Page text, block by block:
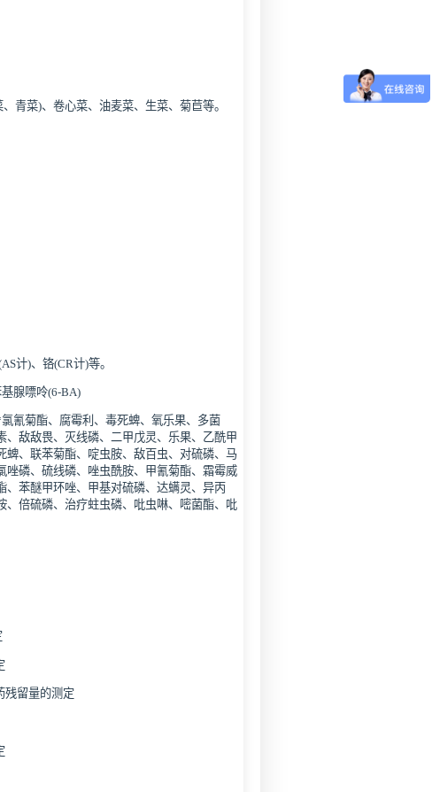
青菜)、卷心菜、油麦菜、生菜、菊苣等。
计)、铬(CR计)等。
腺嘌呤(6-BA)
氰菊酯、腐霉利、毒死蜱、氧乐果、多菌
敌敌畏、灭线磷、二甲戊灵、乐果、乙酰甲
、联苯菊酯、啶虫胺、敌百虫、对硫磷、马
磷、硫线磷、唑虫酰胺、甲氰菊酯、霜霉威
苯醚甲环唑、甲基对硫磷、达螨灵、异丙
倍硫磷、治疗蛀虫磷、吡虫啉、嘧菌酯、吡
残留量的测定